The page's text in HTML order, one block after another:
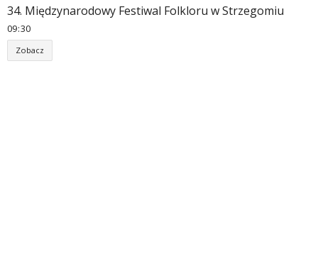
34. Międzynarodowy Festiwal Folkloru w Strzegomiu
09:30
Zobacz